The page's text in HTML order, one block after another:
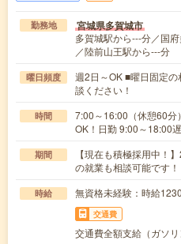
勤務地 宮城県多賀城市
多賀城駅から---分／国
／陸前山王駅から---分
曜日頻度
週2日～OK ■曜日固定
談ください！
時間
7:00～16:00（休憩60分
OK！日勤 9:00～18:00
期間
【現在も積極採用中！
の就業も相談可能です！
時給 無資格未経験：時給
交通費
交通費全額支給（ガソリ